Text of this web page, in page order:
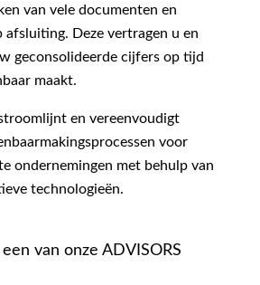
van vele documenten en
afsluiting. Deze vertragen u en
geconsolideerde cijfers op tijd
maakt.
en vereenvoudigt
voor
ondernemingen met behulp van
technologieën.
van onze ADVISORS